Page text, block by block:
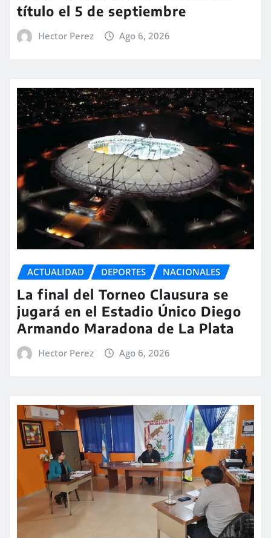
título el 5 de septiembre
Hector Perez Ago 6, 2026
ACTUALIDAD DEPORTES NACIONALES
La final del Torneo Clausura se
jugará en el Estadio Único Diego
Armando Maradona de La Plata
Hector Perez Ago 6, 2026